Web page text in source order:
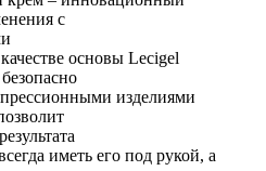
с
основы Lecigel
изделиями
иметь его под рукой, а